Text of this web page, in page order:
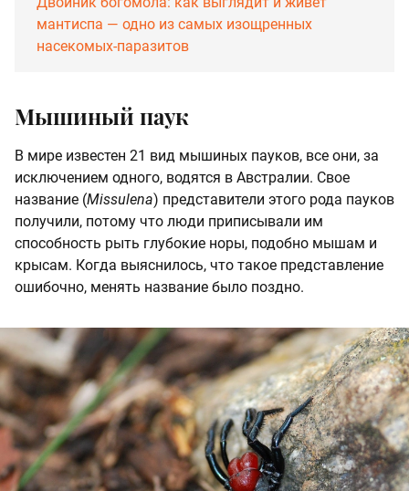
мантиспа — одно из самых изощренных
насекомых-паразитов
Мышиный паук
В мире известен 21 вид мышиных пауков, все они, за
исключением одного, водятся в Австралии. Свое
название (Missulena) представители этого рода пауков
получили, потому что люди приписывали им
способность рыть глубокие норы, подобно мышам и
крысам. Когда выяснилось, что такое представление
ошибочно, менять название было поздно.